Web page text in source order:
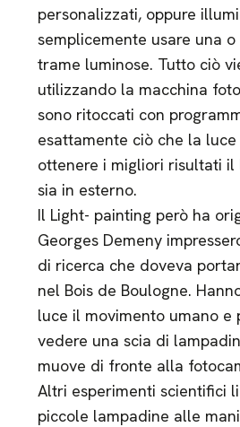
personalizzati, oppure
semplicemente usare una
trame luminose. Tutto ciò
utilizzando la macchina
sono ritoccati con
esattamente ciò che la
ottenere i migliori risultati il
sia in esterno.
Il Light- painting però ha
Georges Demeny
di ricerca che doveva
nel Bois de Boulogne.
luce il movimento umano e
vedere una scia di
muove di fronte alla
Altri esperimenti scientifici
piccole lampadine alle